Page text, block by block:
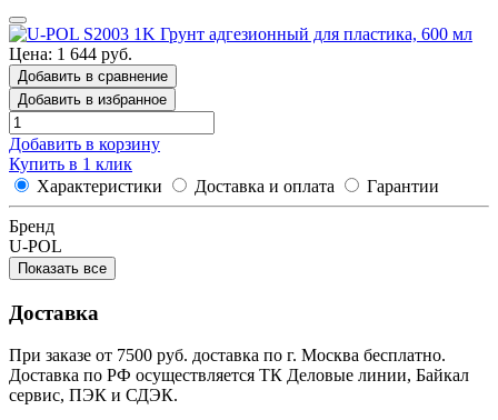
Цена: 1 644 руб.
Добавить в сравнение
Добавить в избранное
Добавить в корзину
Купить в 1 клик
Характеристики
Доставка и оплата Гарантии
Бренд
U-POL
Показать все
Доставка
При заказе от 7500 руб. доставка по г. Москва бесплатно.
Доставка по РФ осуществляется ТК Деловые линии, Байкал
сервис, ПЭК и СДЭК.